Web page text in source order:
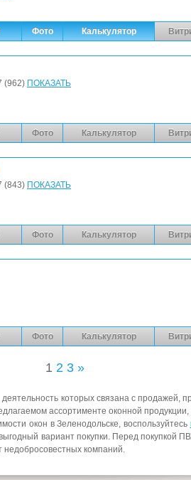
Фото Калькулятор
(962) ПОКАЗАТЬ
Фото Калькулятор
(843) ПОКАЗАТЬ
Фото Калькулятор
Фото Калькулятор
1 2 3 »
которых связана с продажей,
ассортименте оконной
окон в Зеленодольске, воспользуйтесь
вариант покупки. Перед покупкой
недобросовестных компаний.